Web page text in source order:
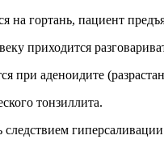
на гортань, пациент
приходится
при аденоидите
тонзиллита.
следствием